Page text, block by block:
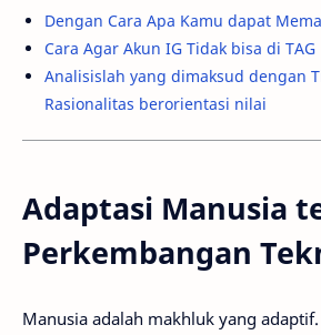
Dengan Cara Apa Kamu dapat
Cara Agar Akun IG Tidak bisa di TAG
Analisislah yang dimaksud dengan
Rasionalitas berorientasi nilai
Adaptasi Manusia
Perkembangan
Manusia adalah makhluk yang